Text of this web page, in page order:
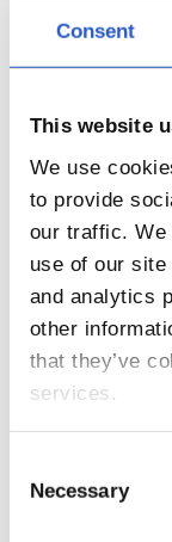
Consent
This website
We use
to provide
our traffic. We
use of our
and analytics
other
that they’ve
services.
Selection
Necessary
11